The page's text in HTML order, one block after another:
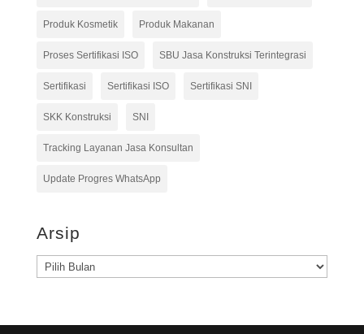
Produk Kosmetik Produk Makanan
Proses Sertifikasi ISO SBU Jasa Konstruksi Terintegrasi
Sertifikasi Sertifikasi ISO Sertifikasi SNI
SKK Konstruksi SNI
Tracking Layanan Jasa Konsultan
Update Progres WhatsApp
Arsip
Arsip